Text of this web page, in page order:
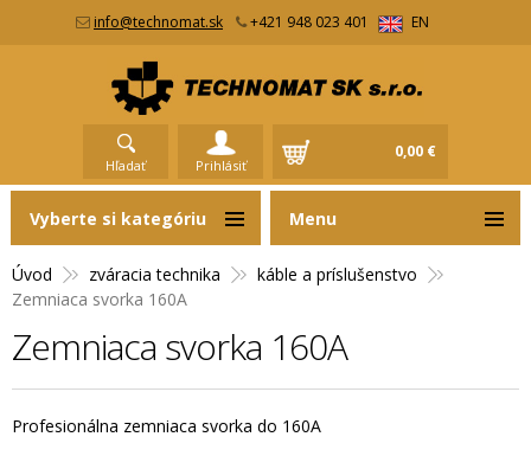
info@technomat.sk +421 948 023 401 EN
Hľadať Prihlásiť
0,00 €
Úvod zváracia technika
káble a príslušenstvo
Zemniaca svorka 160A
Zemniaca svorka 160A
Profesionálna zemniaca svorka do 160A
Vyberte si kategóriu Menu